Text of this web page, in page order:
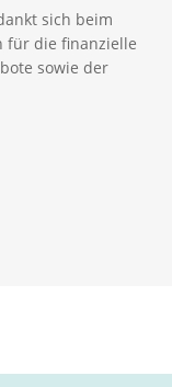
sich beim
für die finanzielle
sowie der